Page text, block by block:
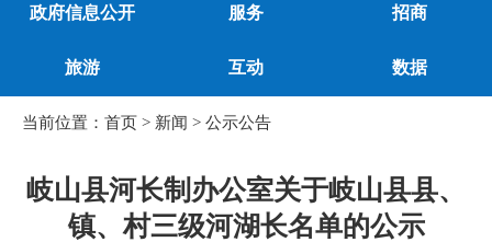
政府信息公开 服务 招商
旅游 互动 数据
当前位置： 首页 > 新闻 > 公示公告
岐山县河长制办公室关于岐山县县、
镇、村三级河湖长名单的公示